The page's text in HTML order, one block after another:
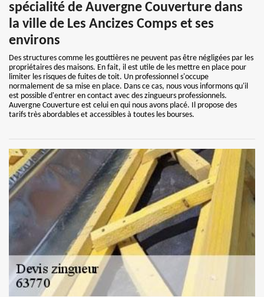
spécialité de Auvergne Couverture dans
la ville de Les Ancizes Comps et ses
environs
Des structures comme les gouttières ne peuvent pas être négligées par les
propriétaires des maisons. En fait, il est utile de les mettre en place pour
limiter les risques de fuites de toit. Un professionnel s'occupe
normalement de sa mise en place. Dans ce cas, nous vous informons qu'il
est possible d'entrer en contact avec des zingueurs professionnels.
Auvergne Couverture est celui en qui nous avons placé. Il propose des
tarifs très abordables et accessibles à toutes les bourses.